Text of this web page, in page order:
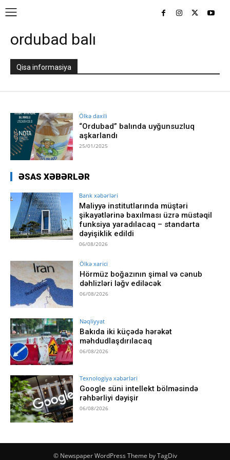
ordubad balı
Qisa informasiya
Ölkə daxili
“Ordubad” balında uyğunsuzluq
aşkarlandı
25/01/2025
ƏSAS XƏBƏRLƏR
Bank xəbərləri
Maliyyə institutlarında müştəri
şikayətlərinə baxılması üzrə müstəqil
funksiya yaradılacaq – standarta
dəyişiklik edildi
06/08/2026
Ölkə xarici
Hörmüz boğazının şimal və cənub
dəhlizləri ləğv ediləcək
06/08/2026
Nəqliyyat
Bakıda iki küçədə hərəkət
məhdudlaşdırılacaq
06/08/2026
Texnologiya xəbərləri
Google süni intellekt bölməsində
rəhbərliyi dəyişir
06/08/2026
© Newspaper WordPress Theme by TagDiv